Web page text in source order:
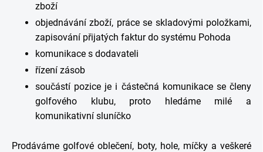
zboží
objednávání zboží, práce se skladovými položkami,
zapisování přijatých faktur do systému Pohoda
komunikace s dodavateli
řízení zásob
součástí pozice je i částečná komunikace se členy
golfového klubu, proto hledáme milé a
komunikativní sluníčko
Prodáváme golfové oblečení, boty, hole, míčky a veškeré